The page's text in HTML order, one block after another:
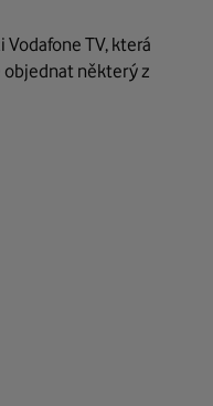
TV, která
některý z